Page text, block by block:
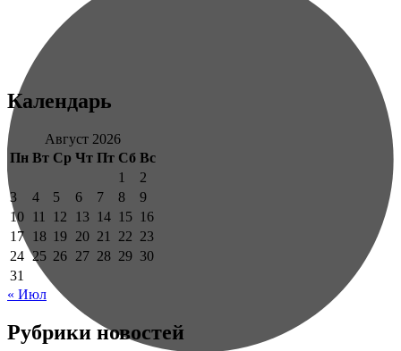
Календарь
Август 2026
Пн Вт Ср Чт Пт Сб Вс
1
2
3
4 5 6 7 8
9
10
11 12 13 14 15 16
17
18 19 20 21 22 23
24 25 26 27 28 29 30
31
« Июл
Рубрики новостей